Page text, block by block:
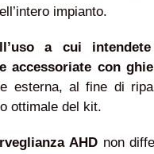
impianto.
a cui
accessoriate con
esterna, al fine di
ottimale del kit.
AHDnon